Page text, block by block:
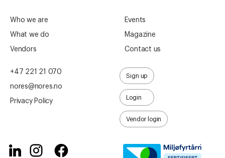
Who we are
What we do
Vendors
Events
Magazine
Contact us
+47 221 21 070
nores@nores.no
Privacy Policy
Sign up
Login
Vendor login